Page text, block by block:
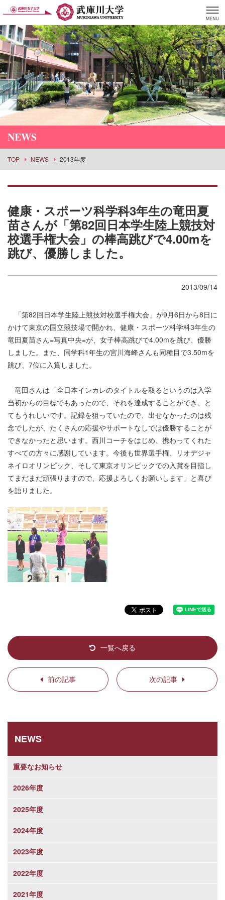
NEWS
TOP NEWS 2013年度
健康・スポーツ科学科3年生の竜田夏
苗さんが「第82回日本学生陸上競技対
校選手権大会」の棒高跳びで4.00mを
跳び、優勝しました。
2013/09/14
「第82回日本学生陸上競技対校選手権大会」が9月6日から8日に
かけて東京の国立競技場で開かれ、健康・スポーツ科学科3年生の
竜田夏苗さん=写真中央=が、女子棒高跳びで4.00mを跳び、優勝
しました。また、同学科1年生の宮川海峰さんも同種目で3.50mを
跳び、7位に入賞しました。
竜田さんは「全日本インカレのタイトルを取るというのは入学
当初からの目標でもあったので、それを達成することができ、と
てもうれしいです。記録を狙っていたので、出せなかったのは残
念でしたが、たくさんの応援やサポートなしでは優勝することが
できなかったと思います。西川コーチをはじめ、携わってくれた
すべての方々に感謝しています。今後も世界選手権、リオデジャ
ネイロオリンピック、そして東京オリンピックでの入賞を目指し
てまだまだ頑張りますので、応援よろしくお願いします」と喜び
を語りました。
前の記事
一覧へ戻る
次の記事
NEWS
重要なお知らせ
2026年度
2025年度
2024年度
2023年度
2022年度
2021年度